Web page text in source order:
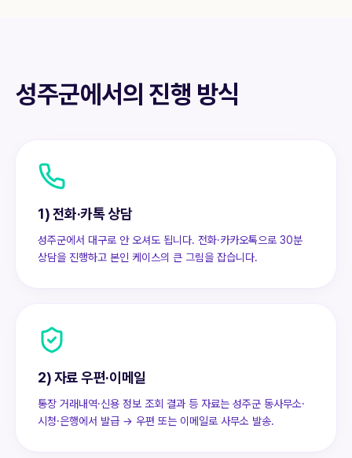
성주군에서의 진행 방식
1) 전화·카톡 상담
성주군에서 대구로 안 오셔도 됩니다. 전화·카카오톡으로 30분
상담을 진행하고 본인 케이스의 큰 그림을 잡습니다.
2) 자료 우편·이메일
통장 거래내역·신용 정보 조회 결과 등 자료는 성주군 동사무소·
시청·은행에서 발급 → 우편 또는 이메일로 사무소 발송.